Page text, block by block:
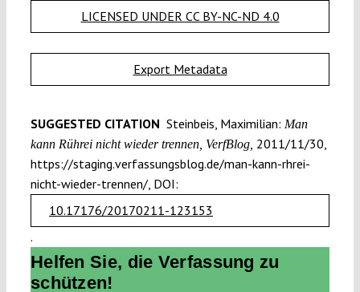
LICENSED UNDER CC BY-NC-ND 4.0
Export Metadata
SUGGESTED CITATION Steinbeis, Maximilian: Man
kann Rührei nicht wieder trennen, VerfBlog, 2011/11/30,
https://staging.verfassungsblog.de/man-kann-rhrei-
nicht-wieder-trennen/, DOI:
10.17176/20170211-123153
.
Helfen Sie, die Verfassung zu
schützen!